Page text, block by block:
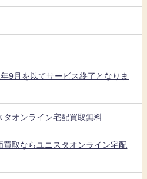
9月を以てサービス終了となりま
オンライン宅配買取無料
買取ならユニスタオンライン宅配